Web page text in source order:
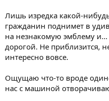
Лишь изредка какой-
гражданин поднимет в
на незнакомую эмблему и…
дорогой. Не приблизится,
интересно вовсе.
Ощущаю что-то вроде
нас с машиной